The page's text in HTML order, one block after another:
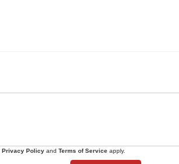
Privacy Policy and Terms of Service apply.